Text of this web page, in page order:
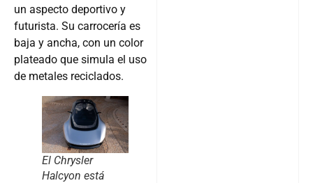
un aspecto deportivo y
futurista. Su carrocería es
baja y ancha, con un color
plateado que simula el uso
de metales reciclados.
El Chrysler
Halcyon está